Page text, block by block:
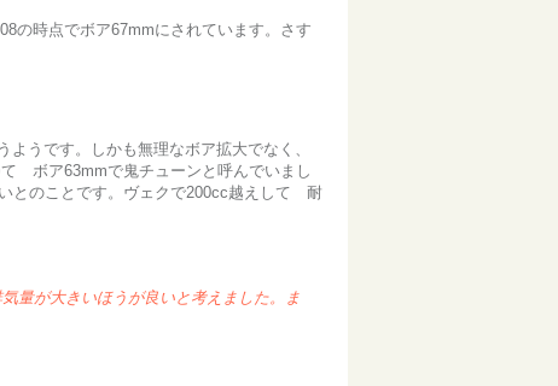
の時点でボア67mmにされています。さす
うです。しかも無理なボア拡大でなく、
ボア63mmで鬼チューンと呼んでいまし
とのことです。ヴェクで200cc越えして 耐
量が大きいほうが良いと考えました。ま